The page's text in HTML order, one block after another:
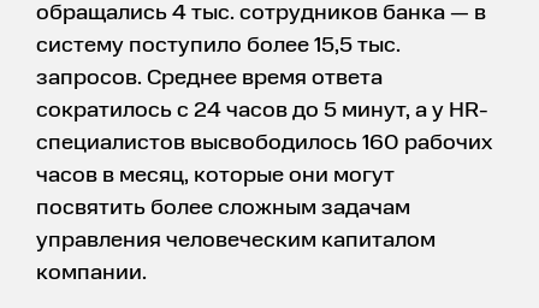
обращались 4 тыс. сотрудников банка — в
систему поступило более 15,5 тыс.
запросов. Среднее время ответа
сократилось с 24 часов до 5 минут, а у HR-
специалистов высвободилось 160 рабочих
часов в месяц, которые они могут
посвятить более сложным задачам
управления человеческим капиталом
компании.